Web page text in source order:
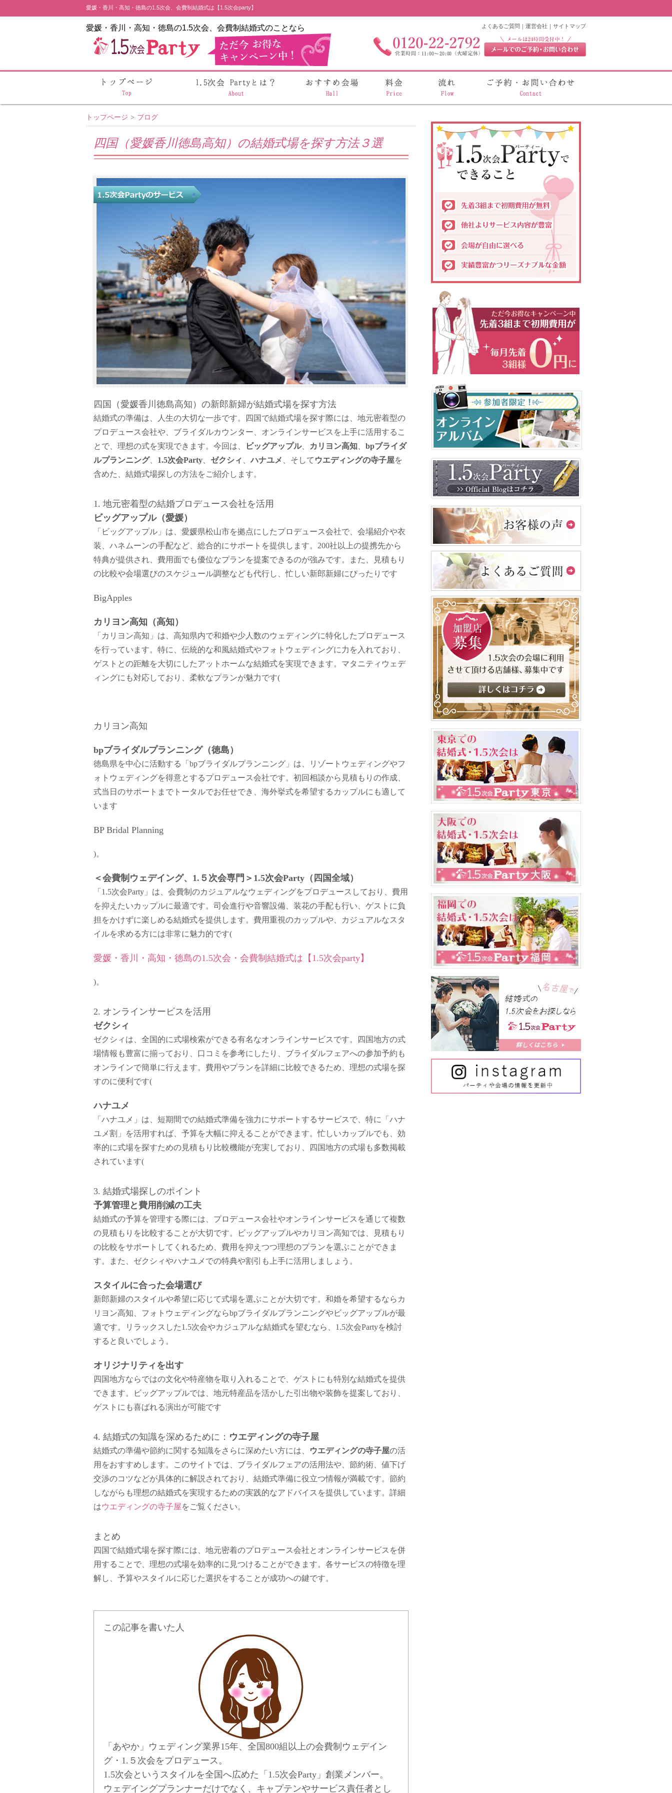
愛媛・香川・高知・徳島の1.5次会、会費制結婚式は【1.5次会party】
愛媛・香川・高知・徳島の1.5次会、会費制結婚式のことなら ｜ サイトマップ
｜ 運営会社
よくあるご質問
トップページ > ブログ
四国（愛媛香川徳島高知）の結婚式場を探す方法３選
四国（愛媛香川徳島高知）の新郎新婦が結婚式場を探す方法
結婚式の準備は、人生の大切な一歩です。四国で結婚式場を探す際には、地元密着型の
プロデュース会社や、ブライダルカウンター、オンラインサービスを上手に活用するこ
とで、理想の式を実現できます。今回は、
ビッグアップル、 カリヨン高知
bpブライダ
ルプランニング、 1.5次会Party ゼクシィ 、ハナユメ 、そして ウエディングの寺子屋を
含めた、結婚式場探しの方法をご紹介します。
1. 地元密着型の結婚プロデュース会社を活用
ビッグアップル（愛媛）
「ビッグアップル」は、愛媛県松山市を拠点にしたプロデュース会社で、会場紹介や衣
装、ハネムーンの手配など、総合的にサポートを提供します。200社以上の提携先から
特典が提供され、費用面でも優位なプランを提案できるのが強みです。また、見積もり
の比較や会場選びのスケジュール調整なども代行し、忙しい新郎新婦にぴったりです​
BigApples
カリヨン高知（高知）
「カリヨン高知」は、高知県内で和婚や少人数のウェディングに特化したプロデュース
を行っています。特に、伝統的な和風結婚式やフォトウェディングに力を入れており、
ゲストとの距離を大切にしたアットホームな結婚式を実現できます。マタニティウェデ
ィングにも対応しており、柔軟なプランが魅力です​(
カリヨン高知
bpブライダルプランニング（徳島）
徳島県を中心に活動する「bpブライダルプランニング」は、リゾートウェディングやフ
ォトウェディングを得意とするプロデュース会社です。初回相談から見積もりの作成、
式当日のサポートまでトータルでお任せでき、海外挙式を希望するカップルにも適して
います​
BP Bridal Planning
)。
＜会費制ウェデイング、1.５次会専門＞1.5次会Party（四国全域）
「1.5次会Party」は、会費制のカジュアルなウェディングをプロデュースしており、費用
を抑えたいカップルに最適です。司会進行や音響設備、装花の手配も行い、ゲストに負
担をかけずに楽しめる結婚式を提供します。費用重視のカップルや、カジュアルなスタ
イルを求める方には非常に魅力的です​(
愛媛・香川・高知・徳島の1.5次会・会費制結婚式は【1.5次会party】
)。
2. オンラインサービスを活用
ゼクシィ
ゼクシィは、全国的に式場検索ができる有名なオンラインサービスです。四国地方の式
場情報も豊富に揃っており、口コミを参考にしたり、ブライダルフェアへの参加予約も
オンラインで簡単に行えます。費用やプランを詳細に比較できるため、理想の式場を探
すのに便利です​(
ハナユメ
「ハナユメ」は、短期間での結婚式準備を強力にサポートするサービスで、特に「ハナ
ユメ割」を活用すれば、予算を大幅に抑えることができます。忙しいカップルでも、効
率的に式場を探すための見積もり比較機能が充実しており、四国地方の式場も多数掲載
されています​(
3. 結婚式場探しのポイント
予算管理と費用削減の工夫
結婚式の予算を管理する際には、プロデュース会社やオンラインサービスを通じて複数
の見積もりを比較することが大切です。ビッグアップルやカリヨン高知では、見積もり
の比較をサポートしてくれるため、費用を抑えつつ理想のプランを選ぶことができま
す。また、ゼクシィやハナユメでの特典や割引も上手に活用しましょう。
スタイルに合った会場選び
新郎新婦のスタイルや希望に応じて式場を選ぶことが大切です。和婚を希望するならカ
リヨン高知、フォトウェディングならbpブライダルプランニングやビッグアップルが最
適です。リラックスした1.5次会やカジュアルな結婚式を望むなら、1.5次会Partyを検討
すると良いでしょう。
オリジナリティを出す
四国地方ならではの文化や特産物を取り入れることで、ゲストにも特別な結婚式を提供
できます。ビッグアップルでは、地元特産品を活かした引出物や装飾を提案しており、
ゲストにも喜ばれる演出が可能です​
4. 結婚式の知識を深めるために： ウエディングの寺子屋
結婚式の準備や節約に関する知識をさらに深めたい方には、 ウエディングの寺子屋の活
用をおすすめします。このサイトでは、ブライダルフェアの活用法や、節約術、値下げ
交渉のコツなどが具体的に解説されており、結婚式準備に役立つ情報が満載です。節約
しながらも理想の結婚式を実現するための実践的なアドバイスを提供しています。詳細
はウエディングの寺子屋をご覧ください。
まとめ
四国で結婚式場を探す際には、地元密着のプロデュース会社とオンラインサービスを併
用することで、理想の式場を効率的に見つけることができます。各サービスの特徴を理
解し、予算やスタイルに応じた選択をすることが成功への鍵です。
この記事を書いた人
「あやか」ウェディング業界15年、全国800組以上の会費制ウェデイン
グ・1.５次会をプロデュース。
1.5次会というスタイルを全国へ広めた「1.5次会Party」創業メンバー。
ウェデイングプランナーだけでなく、キャプテンやサービス責任者とし